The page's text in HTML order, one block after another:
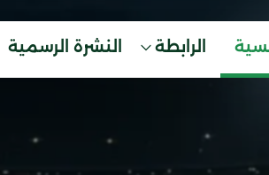
الرابطة النشرة الرسمية